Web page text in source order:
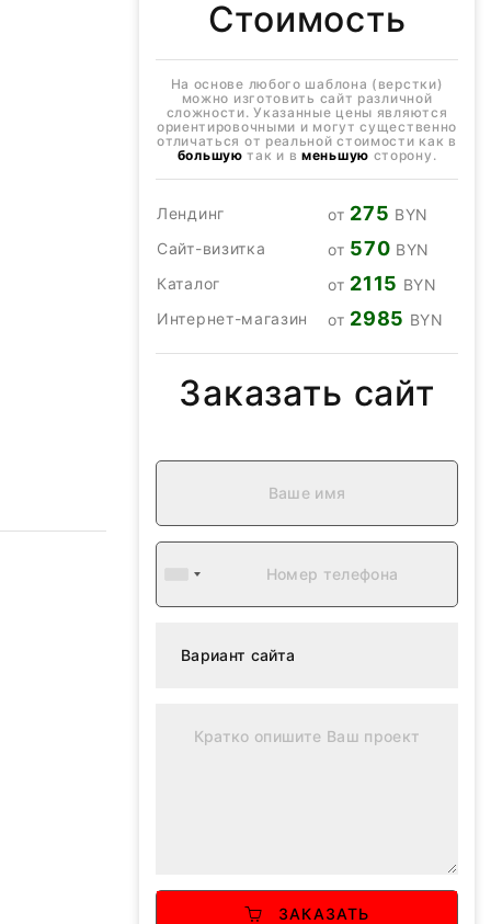
Стоимость
На основе любого шаблона (верстки)
можно изготовить сайт различной
сложности. Указанные цены являются
ориентировочными и могут существенно
отличаться от реальной стоимости как в
большую так и в меньшую сторону.
Лендинг от 275 BYN
Сайт-визитка
от 570 BYN
Каталог
от 2115 BYN
Интернет-магазин
от 2985 BYN
Заказать сайт
ЗАКАЗАТЬ